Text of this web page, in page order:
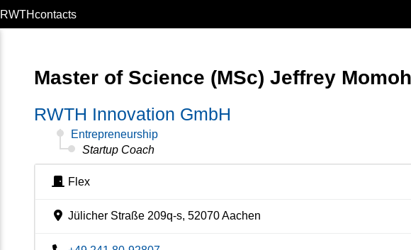
RWTHcontacts
Master of Science (MSc) Jeffrey Momoh
RWTH Innovation GmbH
Entrepreneurship
Startup Coach
Flex
Jülicher Straße 209q-s, 52070 Aachen